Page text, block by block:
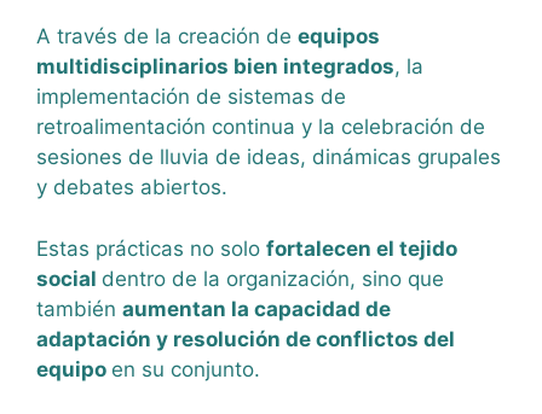
A través de la creación de equipos
multidisciplinarios bien integrados, la
implementación de sistemas de
retroalimentación continua y la celebración de
sesiones de lluvia de ideas, dinámicas grupales
y debates abiertos.
Estas prácticas no solo fortalecen el tejido
social dentro de la organización, sino que
también aumentan la capacidad de
adaptación y resolución de conflictos del
equipo en su conjunto.